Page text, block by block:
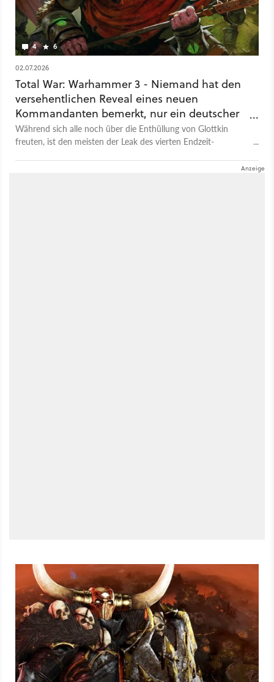
4 6
02.07.2026
Total War: Warhammer 3 - Niemand hat den
versehentlichen Reveal eines neuen
Kommandanten bemerkt, nur ein deutscher
GameStar-Leser
Während sich alle noch über die Enthüllung von Glottkin
freuten, ist den meisten der Leak des vierten Endzeit-